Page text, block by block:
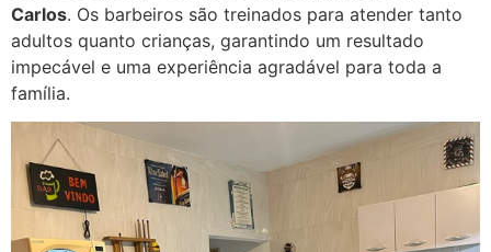
Carlos. Os barbeiros são treinados para atender tanto
adultos quanto crianças, garantindo um resultado
impecável e uma experiência agradável para toda a
família.